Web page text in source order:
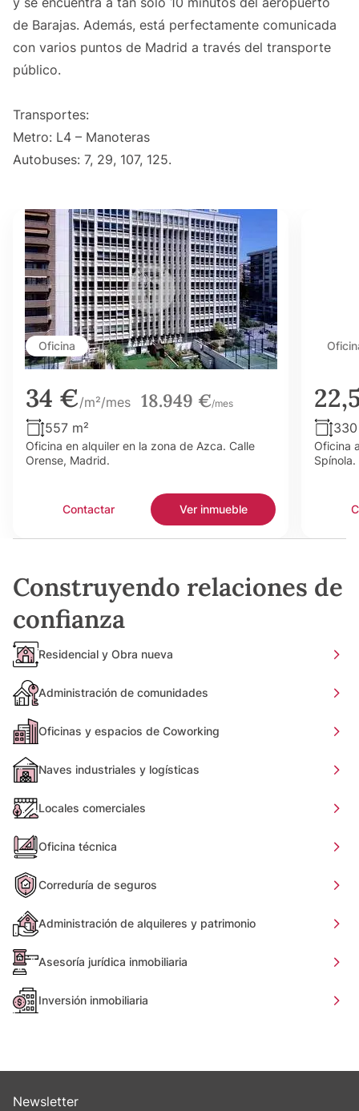
de Barajas. Además, está perfectamente comunicada
con varios puntos de Madrid a través del transporte
público.
Transportes:
Metro: L4 – Manoteras
Autobuses: 7, 29, 107, 125.
Oficina
34 €/m²/mes 18.949 €/mes
557 m²
Oficina en alquiler en la zona de Azca. Calle
Orense, Madrid.
Contactar Ver inmueble
Oficina
Spínola.
Construyendo relaciones de
confianza
Residencial y Obra nueva
Administración de comunidades
Oficinas y espacios de Coworking
Naves industriales y logísticas
Locales comerciales
Oficina técnica
Correduría de seguros
Administración de alquileres y patrimonio
Asesoría jurídica inmobiliaria
Inversión inmobiliaria
Newsletter